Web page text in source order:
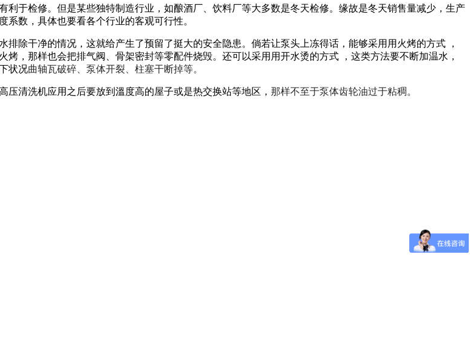
于检修。但是某些独特制造行业，如酿酒厂、饮料厂等大多数是冬天检修。缘故是冬天销售量减少，生产
数，具体也要看各个行业的客观可行性。
除干净的情况，这就给产生了预留了挺大的安全隐患。倘若让泵头上冻得话，能够采用用火烤的方式 ，
，那样也会把排气阀、骨架密封等零配件烧毁。还可以采用用开水烫的方式 ，这类方法要不断加温水，
状况曲轴瓦破碎、泵体开裂、柱塞干断掉等。
清洗机应用之后要放到溫度高的屋子或是热交换站等地区， 那样不至于泵体齿轮油过于粘稠。